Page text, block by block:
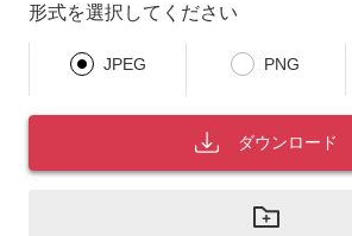
形式を選択してください
JPEG PNG
ダウンロード